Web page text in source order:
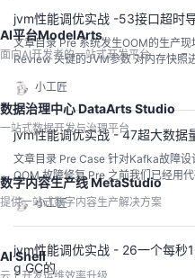
AI平台ModelArts
面向AI开发者的一站式开发平台
数据治理中心 DataArts Studio
一站式数据开发与治理平台
数字内容生产线 MetaStudio
提供一站式数字内容生产解决方案
AI Shell
jvm性能调优实战 -53接口超时
文章目录 Pre 系统发生OOM的生产现场 初步看看Tomcat的底层原理 异常日志
小工匠
jvm性能调优实战 - 47超大数据
文章目录 Pre Case 针对Kafka故障设计的高可用场景 无法释放的内存最终导致
OOM 故障修复 Pre 之前
小工匠
jvm性能调优实战 - 26一个每秒
g GC的